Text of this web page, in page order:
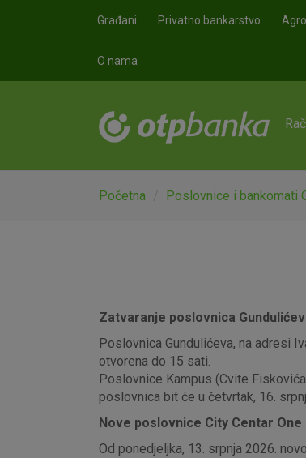
Građani Privatno bankarstvo Agro
O nama
Početna Poslovnice i bankomati
Zatvaranje poslovnica
Poslovnica Gundulićeva, na adresi
otvorena do 15 sati.
Poslovnice Kampus (Cvite
poslovnica bit će u četvrtak, 16.
Nove poslovnice City Centar One
Od ponedjeljka, 13. srpnja 2026.